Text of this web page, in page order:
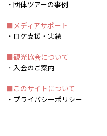
団体ツアーの事例
メディアサポート
ロケ支援・実績
観光協会について
入会のご案内
このサイトについて
プライバシーポリシー